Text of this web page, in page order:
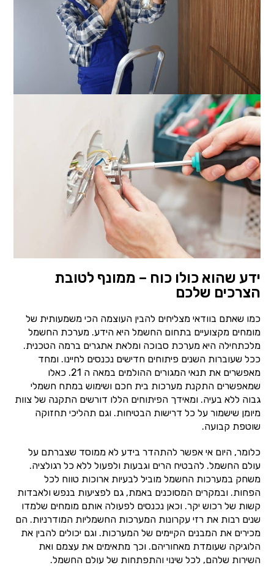
ידע שהוא כולו כוח – ממונף לטובת
הצרכים שלכם
כמו שאתם בוודאי מצליחים להבין העוצמה הכי משמעותית של
מומחים מקצועיים בתחום החשמל היא הידע. מערכת החשמל
מלכתחילה היא מערכת סבוכה ומלאת אתגרים ברמה הטכנית.
ככל שעוברות השנים פיתוחים חדישים נכנסים לחיינו. ומחד
מאפשרים את תנאי המגורים ההולמים במאה ה 21. כאלו
שמאפשרים התקנת מערכות בית חכם ושימוש במתח חשמלי
גבוה ללא בעיה. ומאידך הפיתוחים הללו דורשים התקנה של צוות
מיומן שישמור על כל דרישות הבטיחות. וגם תהליכי תחזוקה
שוטפת קבועה.
כלומר, היום אי אפשר להתהדר בידע לא ממוסד שצברתם על
עולם החשמל. להבטיח הרים וגבעות ולפעול ללא כל רגולציה.
משחק במערכות החשמל מוביל לבעיות ארוכות טווח לכל
הפחות. ובמקרים המסוכנים באמת, גם לפציעות בנפש ולאבדות
קשות של רכוש יקר. וכאן נכנסים לפעולה אותם מומחים שלמדו
שנים רבות את רזי עקרונות המערכות החשמליות המודרניות. הם
מכירים את המבנים הקיימים של המערכות. וגם יכולים להבין את
הלוגיקה שעומדת מאחוריהם. וכך מתאימים את עצמם ואת
השירות שלהם, לכל שינוי והתפתחות של עולם החשמל.